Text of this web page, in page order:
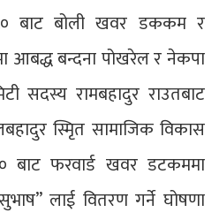
बाट बोली खवर डककम र
आबद्ध बन्दना पोखरेल र नेकपा
सदस्य रामबहादुर राउतबाट
स्मृित सामाजिक विकास
बाट फरवार्ड खवर डटकममा
लाई वितरण गर्ने घोषणा